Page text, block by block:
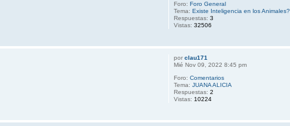
Foro:Foro General
Tema:Existe Inteligencia en los Animales?
Respuestas:3
Vistas:32506
porclau171
Mié Nov 09, 2022 8:45 pm
Foro:Comentarios
Tema:JUANA ALICIA
Respuestas:2
Vistas: 10224